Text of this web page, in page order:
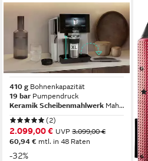
SIEMENS
Kaffeevollautomat EQ900
TQ923EZ3, autom. Reinigung,
41 versch. Getränke, XL-
Getränke
410 g Bohnenkapazität
19 bar Pumpendruck
Keramik Scheibenmahlwerk Mahlwerk
(2)
2.099,00 € UVP 3.099,00 €
60,94 € mtl. in 48 Raten
-32%
-